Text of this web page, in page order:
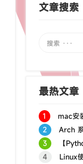
文章搜索
最热文章
1
mac安
2
Arch
3
【
4
Linux